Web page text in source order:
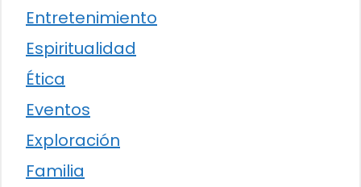
Entretenimiento
Espiritualidad
Ética
Eventos
Exploración
Familia